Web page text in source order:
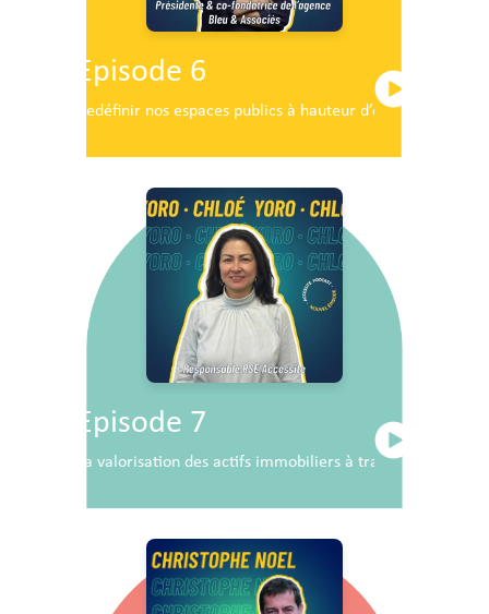
Episode 6
Redéfinir nos espaces publics à hauteur d’enfants
Episode 7
La valorisation des actifs immobiliers à travers la RSE